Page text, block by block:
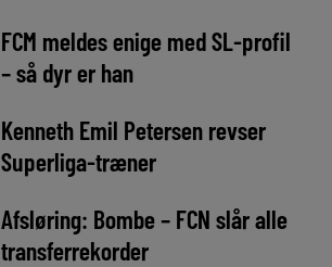
FCM meldes enige med SL-profil
– så dyr er han
Kenneth Emil Petersen revser
Superliga-træner
Afsløring: Bombe – FCN slår alle
transferrekorder